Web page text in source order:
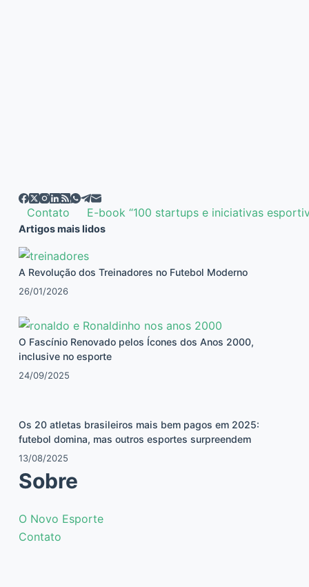
Contato E-book “100 startups e iniciativas
Artigos mais lidos
A Revolução dos Treinadores no Futebol Moderno
26/01/2026
O Fascínio Renovado pelos Ícones dos Anos 2000,
inclusive no esporte
24/09/2025
Os 20 atletas brasileiros mais bem pagos em 2025:
futebol domina, mas outros esportes surpreendem
13/08/2025
Sobre
O Novo Esporte
Contato